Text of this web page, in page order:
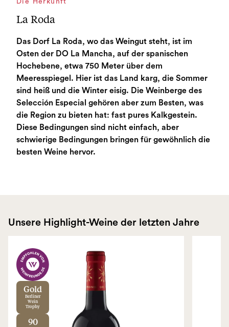
Die Herkunft
La Roda
Das Dorf La Roda, wo das Weingut steht, ist im
Osten der DO La Mancha, auf der spanischen
Hochebene, etwa 750 Meter über dem
Meeresspiegel. Hier ist das Land karg, die Sommer
sind heiß und die Winter eisig. Die Weinberge des
Selección Especial gehören aber zum Besten, was
die Region zu bieten hat: fast pures Kalkgestein.
Diese Bedingungen sind nicht einfach, aber
schwierige Bedingungen bringen für gewöhnlich die
besten Weine hervor.
Unsere Highlight-Weine der letzten Jahre
Gold
Berliner
Wein
Trophy
90